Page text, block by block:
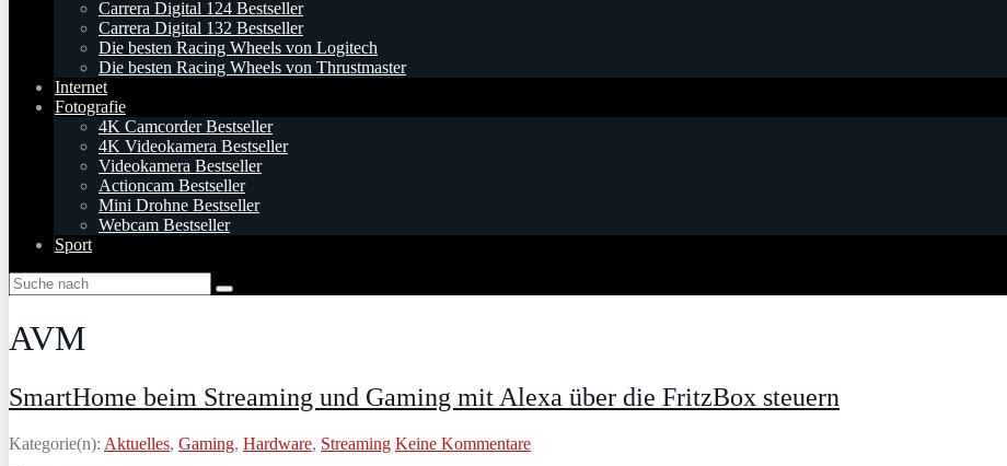
Carrera Digital 124 Bestseller
Carrera Digital 132 Bestseller
Die besten Racing Wheels von Logitech
Die besten Racing Wheels von Thrustmaster
Internet
Fotografie
4K Camcorder Bestseller
4K Videokamera Bestseller
Videokamera Bestseller
Actioncam Bestseller
Mini Drohne Bestseller
Webcam Bestseller
Sport
AVM
SmartHome beim Streaming und Gaming mit Alexa über die FritzBox steuern
Kategorie(n): Aktuelles, Gaming, Hardware, Streaming Keine Kommentare